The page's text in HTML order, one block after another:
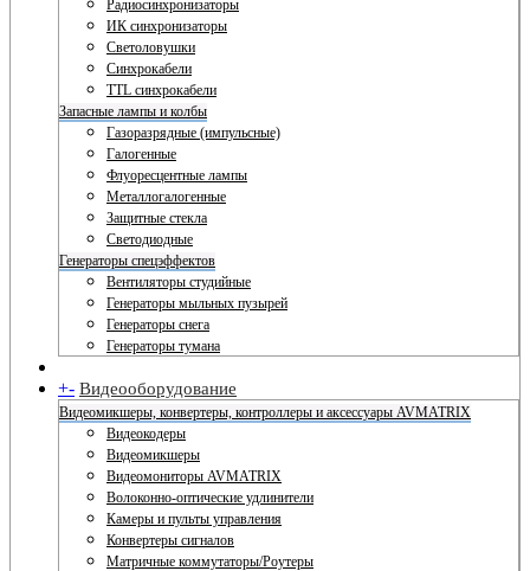
Радиосинхронизаторы
ИК синхронизаторы
Светоловушки
Синхрокабели
TTL синхрокабели
Запасные лампы и колбы
Газоразрядные (импульсные)
Галогенные
Флуоресцентные лампы
Металлогалогенные
Защитные стекла
Светодиодные
Генераторы спецэффектов
Вентиляторы студийные
Генераторы мыльных пузырей
Генераторы снега
Генераторы тумана
+- Видеооборудование
Видеомикшеры, конвертеры, контроллеры и аксессуары AVMATRIX
Видеокодеры
Видеомикшеры
Видеомониторы AVMATRIX
Волоконно-оптические удлинители
Камеры и пульты управления
Конвертеры сигналов
Матричные коммутаторы/Роутеры